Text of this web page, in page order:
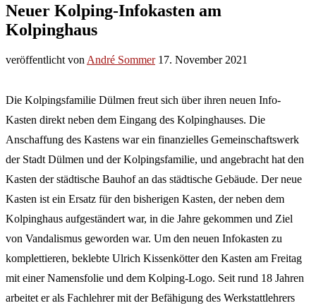
Neuer Kolping-Infokasten am
Kolpinghaus
veröffentlicht von André Sommer 17. November 2021
Die Kolpingsfamilie Dülmen freut sich über ihren neuen Info-
Kasten direkt neben dem Eingang des Kolpinghauses. Die
Anschaffung des Kastens war ein finanzielles Gemeinschaftswerk
der Stadt Dülmen und der Kolpingsfamilie, und angebracht hat den
Kasten der städtische Bauhof an das städtische Gebäude. Der neue
Kasten ist ein Ersatz für den bisherigen Kasten, der neben dem
Kolpinghaus aufgeständert war, in die Jahre gekommen und Ziel
von Vandalismus geworden war. Um den neuen Infokasten zu
komplettieren, beklebte Ulrich Kissenkötter den Kasten am Freitag
mit einer Namensfolie und dem Kolping-Logo. Seit rund 18 Jahren
arbeitet er als Fachlehrer mit der Befähigung des Werkstattlehrers